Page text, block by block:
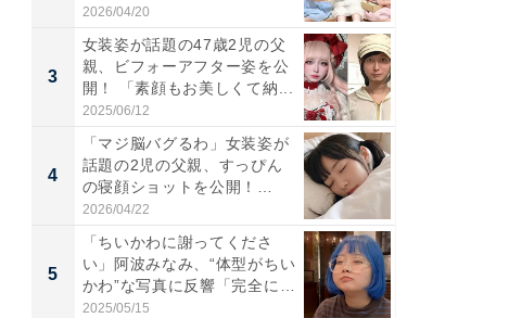
和...
2026/04/20
3
女装姿が話題の47歳2児の父
親、ビフォーアフター姿を公
開！ 「素顔もお美しくて納...
2025/06/12
4
「マジ脳バグるわ」女装姿が
話題の2児の父親、すっぴん
の寝顔ショットを公開！
「ど...
2026/04/22
5
「ちいかわに謝ってくださ
い」阿波みなみ、“体型がちい
かわ”な写真に反響「完全に
一...
2025/05/15